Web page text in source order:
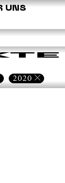
UNS
2020